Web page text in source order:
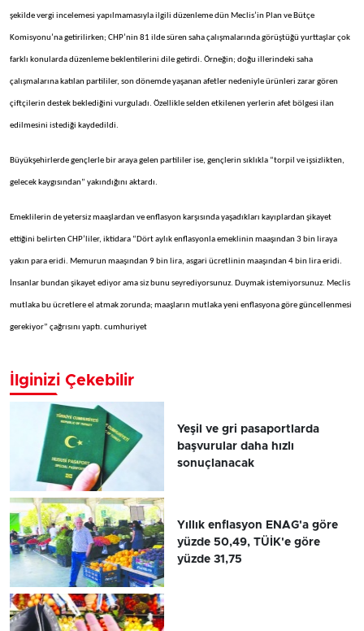
şekilde vergi incelemesi yapılmamasıyla ilgili düzenleme dün Meclis’in Plan ve Bütçe
Komisyonu’na getirilirken; CHP’nin 81 ilde süren saha çalışmalarında görüştüğü yurttaşlar çok
farklı konularda düzenleme beklentilerini dile getirdi. Örneğin; doğu illerindeki saha
çalışmalarına katılan partililer, son dönemde yaşanan afetler nedeniyle ürünleri zarar gören
çiftçilerin destek beklediğini vurguladı. Özellikle selden etkilenen yerlerin afet bölgesi ilan
edilmesini istediği kaydedildi.
Büyükşehirlerde gençlerle bir araya gelen partililer ise, gençlerin sıklıkla “torpil ve işsizlikten,
gelecek kaygısından” yakındığını aktardı.
Emeklilerin de yetersiz maaşlardan ve enflasyon karşısında yaşadıkları kayıplardan şikayet
ettiğini belirten CHP’liler, iktidara “Dört aylık enflasyonla emeklinin maaşından 3 bin liraya
yakın para eridi. Memurun maaşından 9 bin lira, asgari ücretlinin maaşından 4 bin lira eridi.
İnsanlar bundan şikayet ediyor ama siz bunu seyrediyorsunuz. Duymak istemiyorsunuz. Meclis
mutlaka bu ücretlere el atmak zorunda; maaşların mutlaka yeni enflasyona göre güncellenmesi
gerekiyor” çağrısını yaptı. cumhuriyet
İlginizi Çekebilir
Yeşil ve gri pasaportlarda
başvurular daha hızlı
sonuçlanacak
Yıllık enflasyon ENAG'a göre
yüzde 50,49, TÜİK'e göre
yüzde 31,75